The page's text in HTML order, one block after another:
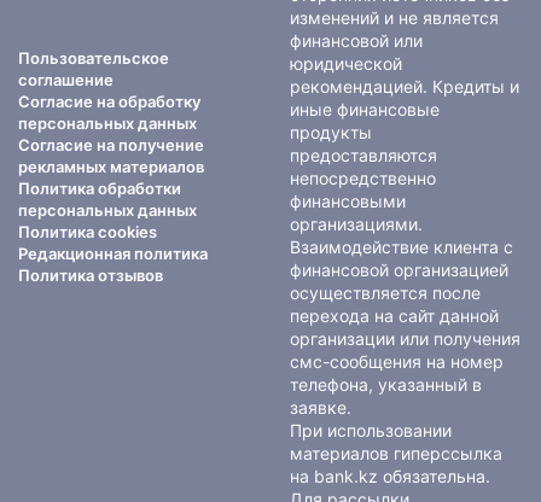
Пользовательское
соглашение
Согласие на обработку
персональных данных
Согласие на получение
рекламных материалов
Политика обработки
персональных данных
Политика cookies
Редакционная политика
Политика отзывов
изменений и не является
финансовой или
юридической
рекомендацией. Кредиты и
иные финансовые
продукты
предоставляются
непосредственно
финансовыми
организациями.
Взаимодействие клиента с
финансовой организацией
осуществляется после
перехода на сайт данной
организации или получения
смс-сообщения на номер
телефона, указанный в
заявке.
При использовании
материалов гиперссылка
на bank.kz обязательна.